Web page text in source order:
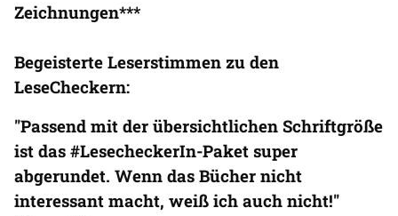
Zeichnungen***
Begeisterte Leserstimmen zu den
LeseCheckern:
"Passend mit der übersichtlichen Schriftgröße
ist das #LesecheckerIn-Paket super
abgerundet. Wenn das Bücher nicht
interessant macht, weiß ich auch nicht!"